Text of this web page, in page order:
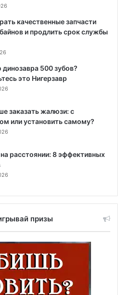
качественные запчасти
и продлить срок службы
динозавра 500 зубов?
это Нигерзавр
заказать жалюзи: с
или установить самому?
расстоянии: 8 эффективных
призы